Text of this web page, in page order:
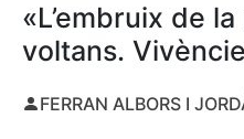
«L’embruix de
voltans.
FERRAN ALBORS I